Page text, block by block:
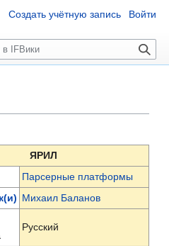
ЯРИЛ
Парсерные платформы
Михаил Баланов
Русский
Создать учётную запись Войти